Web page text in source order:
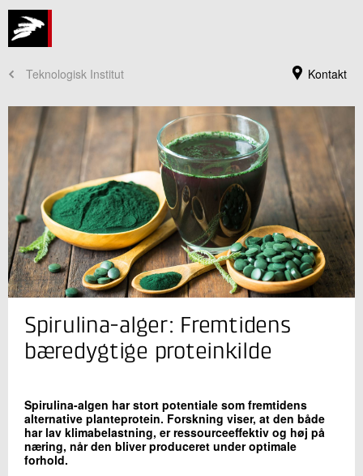
Kontakt
Teknologisk Institut
Jeg er din kontaktperson
Cathrine Basse Brønd
Fødevareteknologi
Send e-mail
Skriv til mig
Spirulina-alger: Fremtidens
bæredygtige proteinkilde
Spirulina-algen har stort potentiale som fremtidens
alternative planteprotein. Forskning viser, at den både
har lav klimabelastning, er ressourceeffektiv og høj på
næring, når den bliver produceret under optimale
forhold.